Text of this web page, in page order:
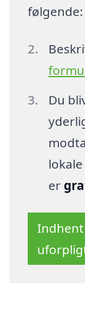
følgende:
Du
er